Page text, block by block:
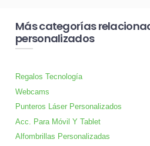
Más categorías
personalizados
Regalos Tecnología
Webcams
Punteros Láser Personalizados
Acc. Para Móvil Y Tablet
Alfombrillas Personalizadas